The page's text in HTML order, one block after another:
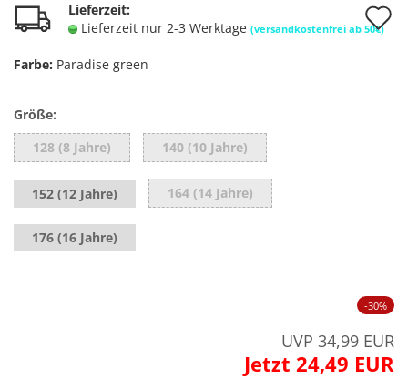
Lieferzeit:
Lieferzeit nur 2-3 Werktage (versandkostenfrei ab 50€)
Farbe: Paradise green
Größe:
128 (8 Jahre)
140 (10 Jahre)
152 (12 Jahre) 164 (14 Jahre)
176 (16 Jahre)
-30%
UVP 34,99 EUR
Jetzt 24,49 EUR